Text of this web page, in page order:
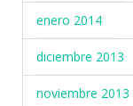
enero 2014
diciembre 2013
noviembre 2013